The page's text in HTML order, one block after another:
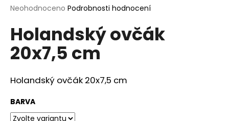
Průměrné
produktu
je
0,0
z
hvězdiček.
Neohodnoceno Podrobnosti hodnocení
Holandský ovčák
20x7,5 cm
Holandský ovčák 20x7,5 cm
BARVA
a
j
í
t